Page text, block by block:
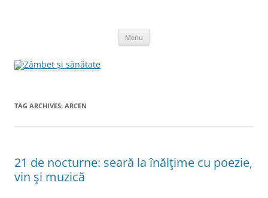
Menu
TAG ARCHIVES: ARCEN
21 de nocturne: seară la înălţime cu poezie,
vin şi muzică